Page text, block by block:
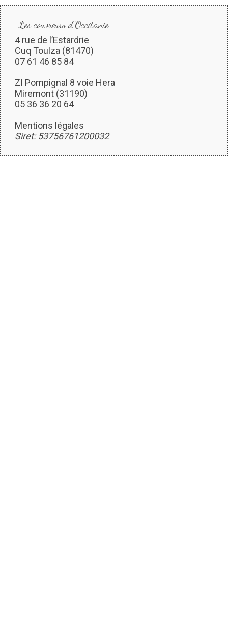
Les couvreurs d'Occitanie
4 rue de l’Estardrie
Cuq Toulza (81470)
07 61 46 85 84
ZI Pompignal 8 voie Hera
Miremont (31190)
05 36 36 20 64
Mentions légales
Siret: 53756761200032